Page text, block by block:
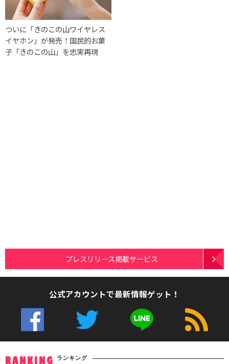
ついに「きのこの山ワイヤレス
イヤホン」が発売！国民的お菓
子「きのこの山」を忠実再現
プレスリリース掲載サービス
公式アカウントで最新情報ゲット！
RANKING ランキング